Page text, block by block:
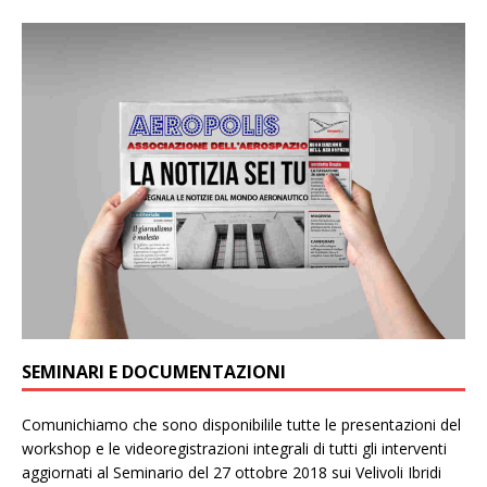
SEMINARI E DOCUMENTAZIONI
Comunichiamo che sono disponibilile tutte le presentazioni del
workshop e le videoregistrazioni integrali di tutti gli interventi
aggiornati al Seminario del 27 ottobre 2018 sui Velivoli Ibridi